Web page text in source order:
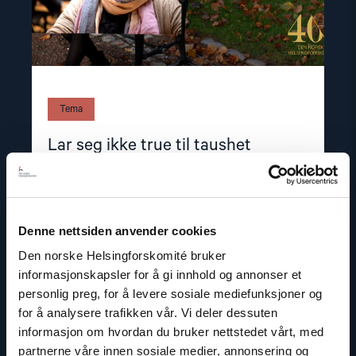
Denne nettsiden anvender cookies
Den norske Helsingforskomité bruker
informasjonskapsler for å gi innhold og annonser et
personlig preg, for å levere sosiale mediefunksjoner og
for å analysere trafikken vår. Vi deler dessuten
informasjon om hvordan du bruker nettstedet vårt, med
partnerne våre innen sosiale medier, annonsering og
Tema
Lar seg ikke true til taushet
article
for
retten
til
å
være
selv"